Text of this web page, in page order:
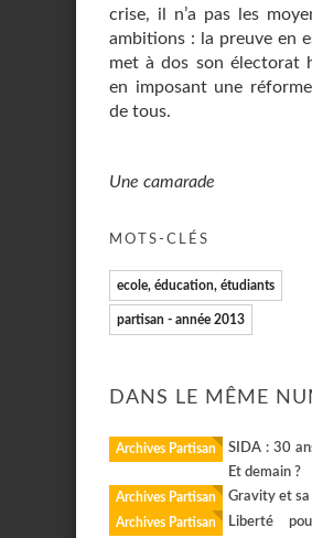
crise, il n’a pas les
ambitions : la preuve en
met à dos son électorat
en imposant une
de tous.
Une camarade
MOTS-CLÉS
ecole, éducation, étudiants
partisan - année 2013
DANS LE MÊME
Archives Partisan
SIDA : 30
Et demain ?
Archives Partisan Gravity et
Archives Partisan
Liberté